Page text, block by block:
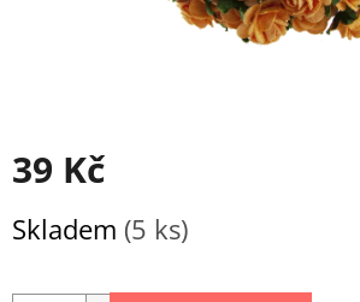
39 Kč
cena:
Skladem (5 ks)